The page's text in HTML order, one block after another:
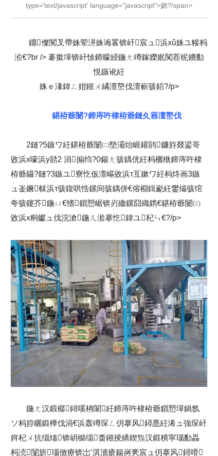
type='text/javascript' language="javascript">娆?/span>
鐤儏闃叉帶姝荤洴姝诲畧锛屽宸ュ浜хǔ姝ユ帹杩
涖€?br /> 褰撳墠锛屽悇鍗曚綅鍦ㄤ竴鎵嬫姄闃茬柅鐨勫
悓鏃讹紝
姝ｅ湪鍏ㄥ姏鎺ㄨ繘澶嶅伐澶嶄骇銆?/p>
鍖栫爺闄?鍗庤吘棣栫爺鏈夊簭澶嶅伐
2鏈?5鏃ワ紝鍖栫爺闄㈡墍灞炲崕鑵鹃鐮斿叕鍙哥
敓浜х嚎浜у嚭2 涓搧绉?0鍚ㄤ骇鍝侊紝杩欐槸鍗庤吘棣
栫爺鑷?鏈?3鏃ユ寮忔仮澶嶇敓浜т互鏉ワ紝杩炵画3鏃
ュ崟鐝帓浜т骇鍑哄悎鏍间骇鍝併€傛棩鍓嶏紝鐢熶骇绾
夸骇鑳芥鍦ㄩ€愭鎻愬崌锛岃繖鏍囧織鐫€鍖栫爺闄㈢
敓浜х粡钀ュ伐浣滄鍦ㄦ湁搴忔鍏ユ杞ㄣ€?/p>
鍦ㄤ汉鍛樼鐞嗘柟闈紝鍗庤吘棣栫爺鎻愬墠鍋氬
ソ杩斿矖鍛樺伐涓€浜轰竴琛ㄥ仴搴风鐞嗭紝浠ュ強琛屽
姩杞ㄨ抗缁熻锛岄檰缁畨鎺掕繑鍥炰汉鍛樻寜瑙勫畾
杩涜闅旂瑙傚療锛岀‘淇濇瘡鍚嶈亴宸ュ仴搴风鐞嗗